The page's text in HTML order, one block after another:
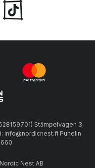
Stämpelvägen 3,
info@nordicnest.fi Puhelin
Nest AB